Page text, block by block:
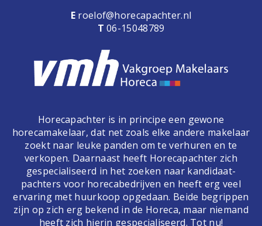
E roelof@horecapachter.nl
T 06-15048789
Horecapachter is in principe een gewone
horecamakelaar, dat net zoals elke andere makelaar
zoekt naar leuke panden om te verhuren en te
verkopen. Daarnaast heeft Horecapachter zich
gespecialiseerd in het zoeken naar kandidaat-
pachters voor horecabedrijven en heeft erg veel
ervaring met huurkoop opgedaan. Beide begrippen
zijn op zich erg bekend in de Horeca, maar niemand
heeft zich hierin gespecialiseerd. Tot nu!